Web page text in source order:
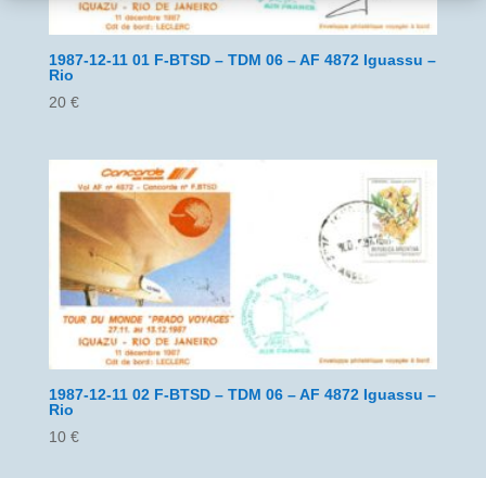
1987-12-11 01 F-BTSD – TDM 06 – AF 4872 Iguassu –
Rio
20 €
1987-12-11 02 F-BTSD – TDM 06 – AF 4872 Iguassu –
Rio
10 €